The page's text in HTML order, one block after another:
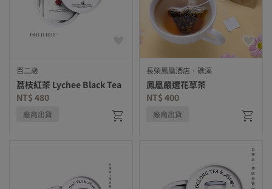
百二歲
荔枝紅茶 Lychee Black Tea
NT$ 480
廠商出貨
長榮鳳凰酒店・礁溪
鳳凰嚴選花草茶
NT$ 400
廠商出貨